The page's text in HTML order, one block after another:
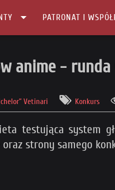
PATRONAT I
anime -
Vetinari Konkurs
testująca system
strony samego